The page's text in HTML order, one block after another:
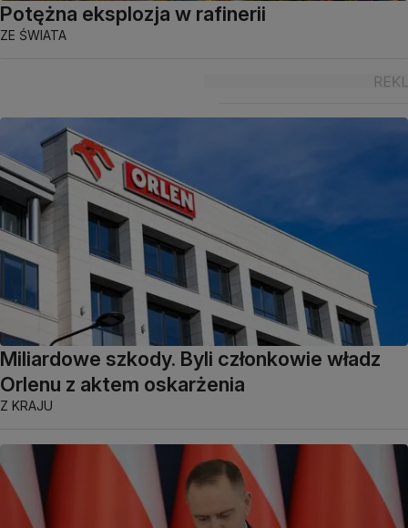
Potężna eksplozja w rafinerii
ZE ŚWIATA
Miliardowe szkody. Byli członkowie władz
Orlenu z aktem oskarżenia
Z KRAJU